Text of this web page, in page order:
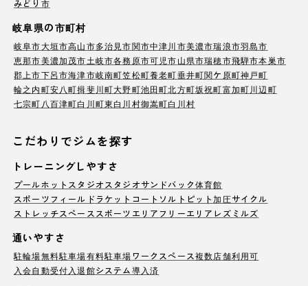
みどり市
岐阜県の市町村
岐阜市大垣市高山市多治見市関市中津川市美濃市瑞浪市羽島市
恵那市美濃加茂市土岐市各務原市可児市山県市瑞穂市飛騨市本巣市
郡上市下呂市海津市岐南町笠松町養老町垂井町関ケ原町神戸町
輪之内町安八町揖斐川町大野町池田町北方町坂祝町富加町川辺町
七宗町 八百津町白川町東白川村御嵩町白川村
こだわりでジムを探す
トレーニングしやすさ
プールホットスタジオ スタジオサンドバック体育館
スポーツフィールド ラケットコート ソルトピット加圧サイクル
ストレッチスペース スポーツエリア フリーエリア レズミルズ
通いやすさ
駐輪場無料駐車場有料駐車場ワークスペース複数店舗利用可
入会自動受付 入退館システム導入済